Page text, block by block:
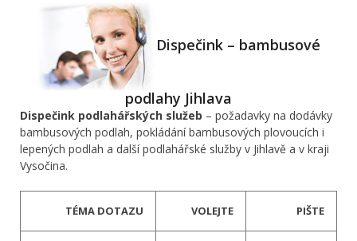
Dispečink – bambusové
podlahy Jihlava
Dispečink podlahářských služeb – požadavky na dodávky
bambusových podlah, pokládání bambusových plovoucích i
lepených podlah a další podlahářské služby v Jihlavě a v kraji
Vysočina.
TÉMA DOTAZU VOLEJTE PIŠTE